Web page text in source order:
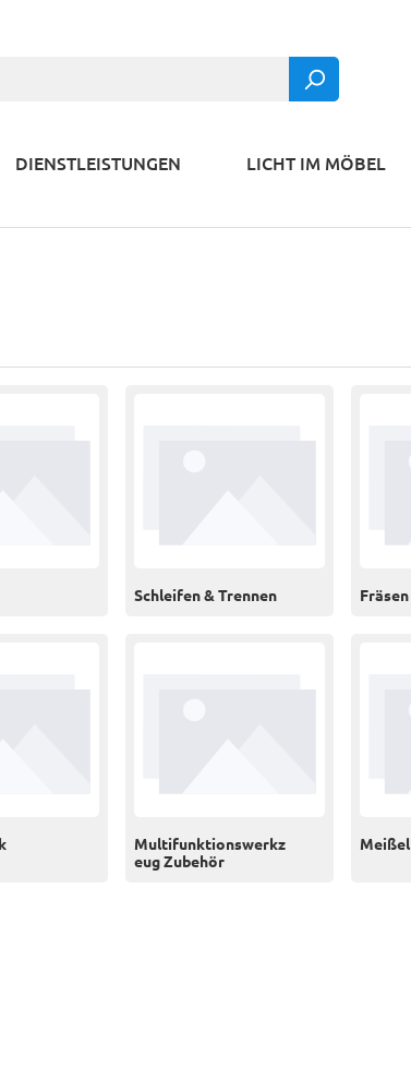
DIENSTLEISTUNGEN
LICHT IM MÖBEL
Schleifen & Trennen Fräsen
Multifunktionswerkz
eug Zubehör
Meißel